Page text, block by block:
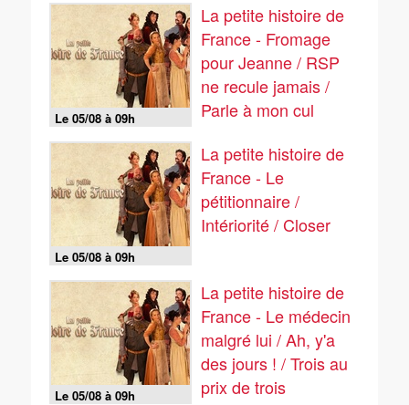
Le 05/08 à 09h
La petite histoire de
France - Fromage
pour Jeanne / RSP
ne recule jamais /
Parle à mon cul
Le 05/08 à 09h
La petite histoire de
France - Le
pétitionnaire /
Intériorité / Closer
Le 05/08 à 09h
La petite histoire de
France - Le médecin
malgré lui / Ah, y'a
des jours ! / Trois au
prix de trois